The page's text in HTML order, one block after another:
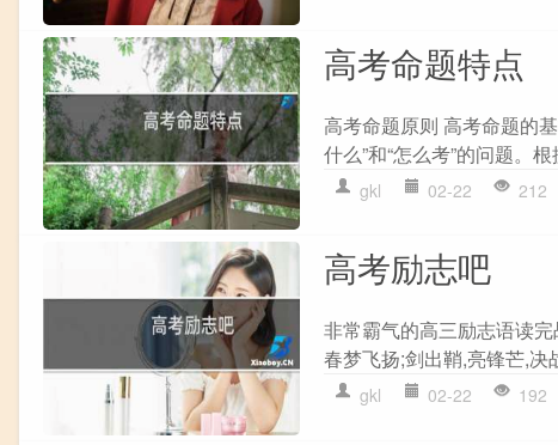
高考命题特点
高考命题原则 高考命题的
什么”和“怎么考”的问题。
gkl 02-22 212
高考励志吧
非常霸气的高三励志语读
春梦飞扬;剑出鞘,亮锋芒,
gkl 02-22 192